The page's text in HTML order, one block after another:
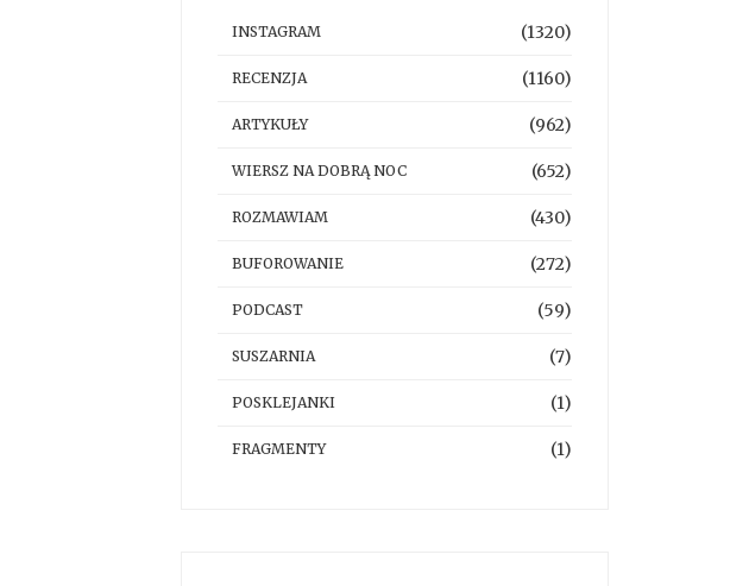
INSTAGRAM (1320)
RECENZJA (1160)
ARTYKUŁY (962)
WIERSZ NA DOBRĄ NOC (652)
ROZMAWIAM (430)
BUFOROWANIE (272)
PODCAST (59)
SUSZARNIA (7)
POSKLEJANKI (1)
FRAGMENTY (1)